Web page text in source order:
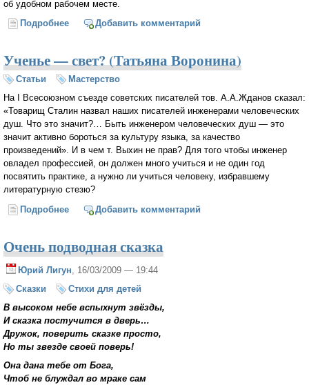
об удобном рабочем месте.
Подробнее о Алхимия слова (Ян Парандовский)
Добавить комментарий
Ученье — свет? (Татьяна Воронина)
Статьи
Мастерство
На I Всесоюзном съезде советских писателей тов. А.А.Жданов сказал:
«Товарищ Сталин назвал наших писателей инженерами человеческих
душ. Что это значит?… Быть инженером человеческих душ — это
значит активно бороться за культуру языка, за качество
произведений». И в чем т. Выхин не прав? Для того чтобы инженер
овладел профессией, он должен много учиться и не один год
посвятить практике, а нужно ли учиться человеку, избравшему
литературную стезю?
Подробнее о Ученье — свет? (Татьяна Воронина)
Добавить комментарий
Очень подводная сказка
Юрий Лигун, 16/03/2009 — 19:44
Сказки
Стихи для детей
В высоком небе вспыхнут звёзды,
И сказка постучится в дверь…
Дружок, поверить сказке просто,
Но ты звезде своей поверь!
Она дана тебе от Бога,
Чтоб не блуждал во мраке сам